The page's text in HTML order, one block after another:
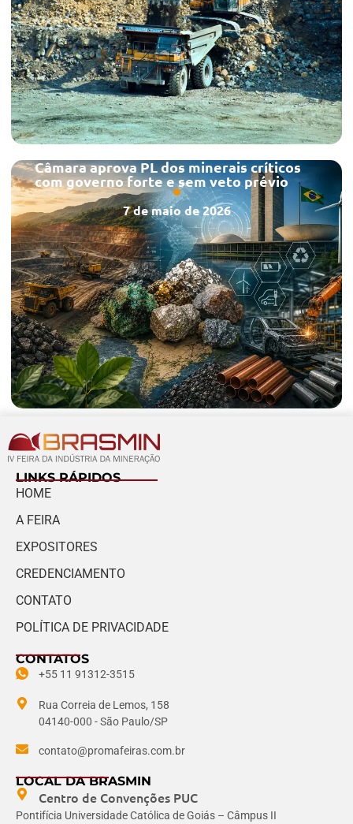
Câmara aprova PL dos minerais críticos
com governo forte e sem veto prévio
7 de maio de 2026
LINKS RÁPIDOS
HOME
A FEIRA
EXPOSITORES
CREDENCIAMENTO
CONTATO
POLÍTICA DE PRIVACIDADE
+55 11 91312-3515
Rua Correia de Lemos, 158
04140-000 - São Paulo/SP
contato@promafeiras.com.br
CONTATOS
LOCAL DA BRASMIN
Centro de Convenções PUC
Pontifícia Universidade Católica de Goiás – Câmpus II